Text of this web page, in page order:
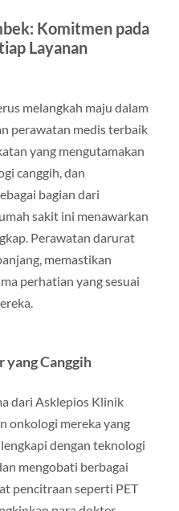
Komitmen pada
Layanan
melangkah maju dalam
perawatan medis terbaik
yang mengutamakan
canggih, dan
bagian dari
sakit ini menawarkan
Perawatan darurat
memastikan
perhatian yang sesuai
yang Canggih
dari Asklepios Klinik
onkologi mereka yang
dengan teknologi
mengobati berbagai
pencitraan seperti PET